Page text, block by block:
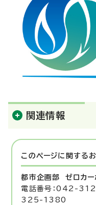
関連情報
このページに関する
都市企画部 ゼロカー
電話番号：042-
325-1380